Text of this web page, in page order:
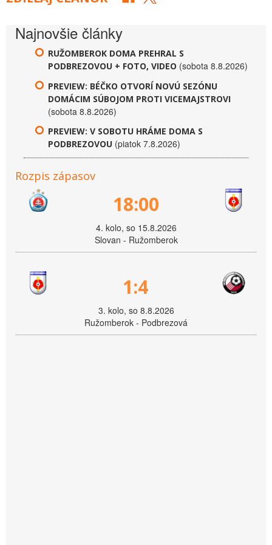
Najnovšie články
RUŽOMBEROK DOMA PREHRAL S
PODBREZOVOU + FOTO, VIDEO (sobota 8.8.2026)
PREVIEW: BÉČKO OTVORÍ NOVÚ SEZÓNU
DOMÁCIM SÚBOJOM PROTI VICEMAJSTROVI
(sobota 8.8.2026)
PREVIEW: V SOBOTU HRÁME DOMA S
PODBREZOVOU (piatok 7.8.2026)
Rozpis zápasov
18:00
4. kolo, so 15.8.2026
Slovan - Ružomberok
1:4
3. kolo, so 8.8.2026
Ružomberok - Podbrezová